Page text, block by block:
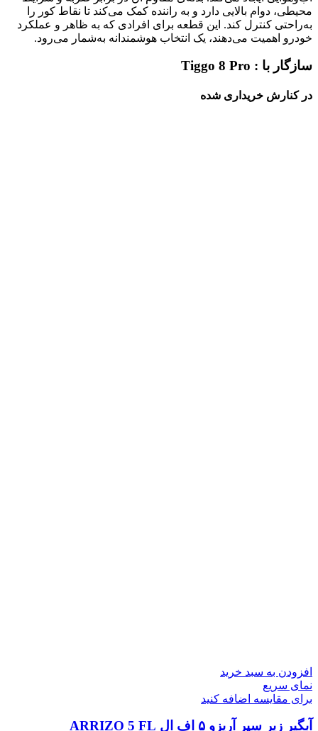
محیطی، دوام بالایی دارد و به راننده کمک می‌کند تا نقاط کور را
به‌راحتی کنترل کند. این قطعه برای افرادی که به ظاهر و عملکرد
خودرو اهمیت می‌دهند، یک انتخاب هوشمندانه به‌شمار می‌رود.
سازگار با : Tiggo 8 Pro
در کنارش خریداری شده
افزودن به سبد خرید
نمای سریع
برای مقایسه اضافه کنید
آبگیر زیر سپر آریزو ۵ اف ال ARRIZO 5 FL